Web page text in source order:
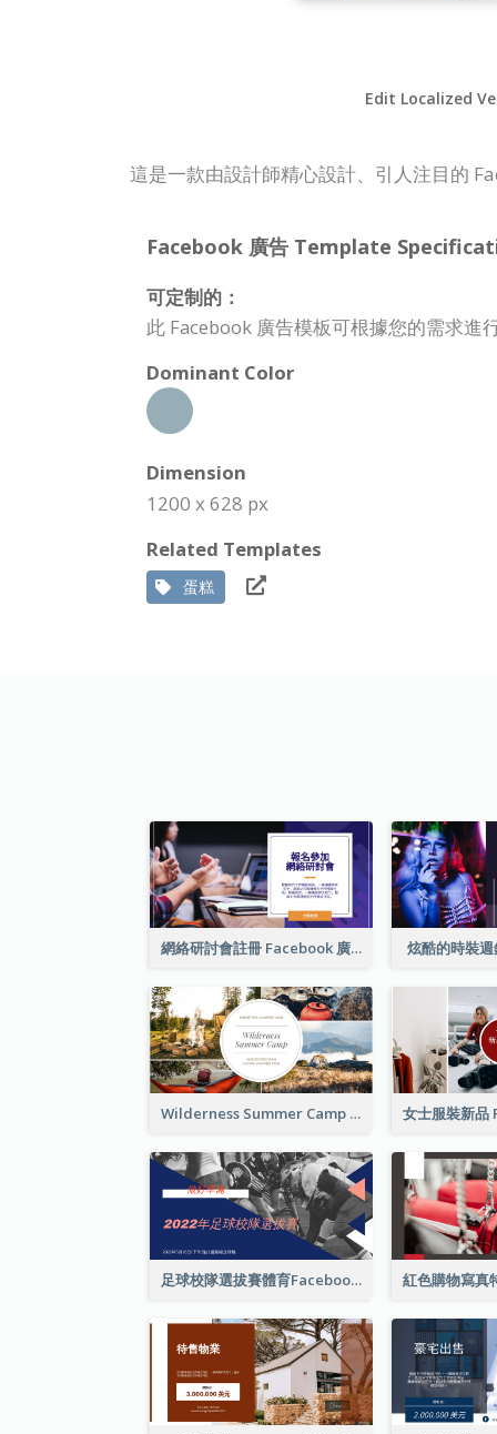
Edit Localized
這是一款由設計師精心設計、引人注目的
Facebook 廣告 Template
可定制的：
此 Facebook 廣告模板可根據您的需求進
Dominant Color
Dimension
1200 x 628 px
Related Templates
蛋糕
網絡研討會註冊 Facebook 廣告 炫酷的時裝
Wilderness Summer Camp Facebook Post
足球校隊選拔賽體育Facebook廣告